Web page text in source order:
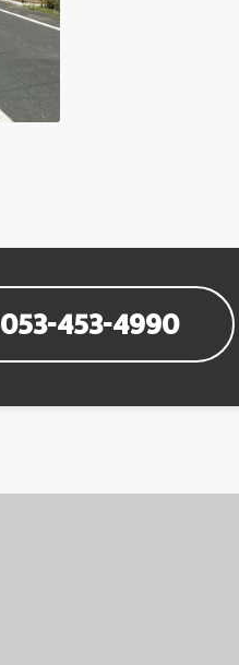
053-453-4990